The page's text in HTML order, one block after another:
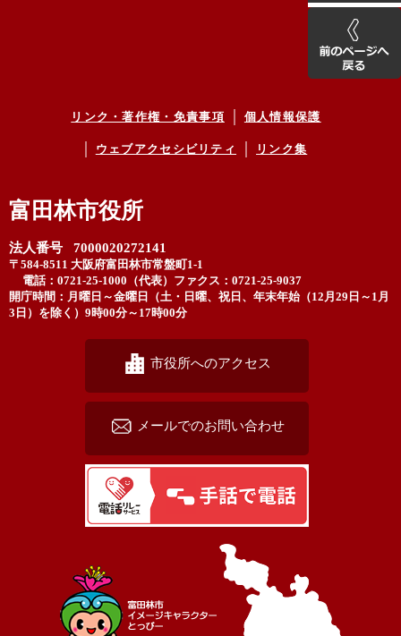
リンク・著作権・免責事項 個人情報保護
ウェブアクセシビリティ リンク集
富田林市役所
法人番号 7000020272141
〒584-8511 大阪府富田林市常盤町1-1
電話：0721-25-1000（代表） ファクス：0721-25-9037
開庁時間：月曜日～金曜日（土・日曜、祝日、年末年始（12月29日～1月
3日）を除く）9時00分～17時00分
市役所へのアクセス
メールでのお問い合わせ